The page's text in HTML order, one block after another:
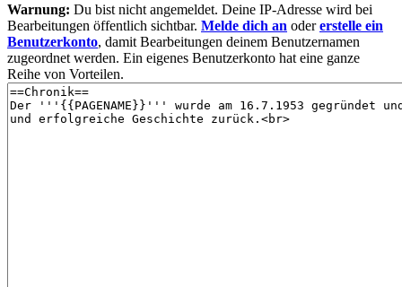
Warnung: Du bist nicht angemeldet. Deine IP-Adresse wird bei
Bearbeitungen öffentlich sichtbar. Melde dich an odererstelle ein
Benutzerkonto, damit Bearbeitungen deinem Benutzernamen
zugeordnet werden. Ein eigenes Benutzerkonto hat eine ganze
Reihe von Vorteilen.